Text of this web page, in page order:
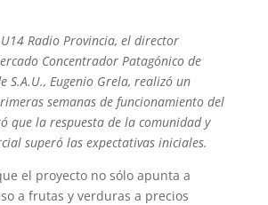
Radio Provincia, el director
Concentrador Patagónico de
S.A.U., Eugenio Grela, realizó un
semanas de funcionamiento del
que la respuesta de la comunidad y
superó las expectativas iniciales.
el proyecto no sólo apunta a
a frutas y verduras a precios